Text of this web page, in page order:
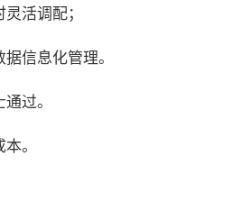
活调配；
信息化管理。
过。
。